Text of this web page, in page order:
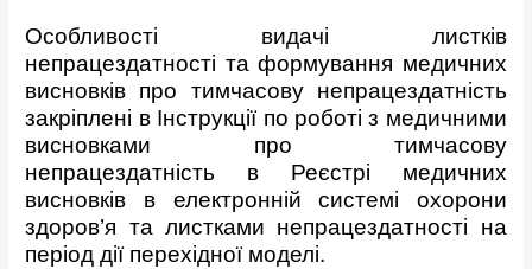
Особливості видачі листків
непрацездатності та формування медичних
висновків про тимчасову непрацездатність
закріплені в Інструкції по роботі з медичними
висновками про тимчасову
непрацездатність в Реєстрі медичних
висновків в електронній системі охорони
здоров’я та листками непрацездатності на
період дії перехідної моделі.